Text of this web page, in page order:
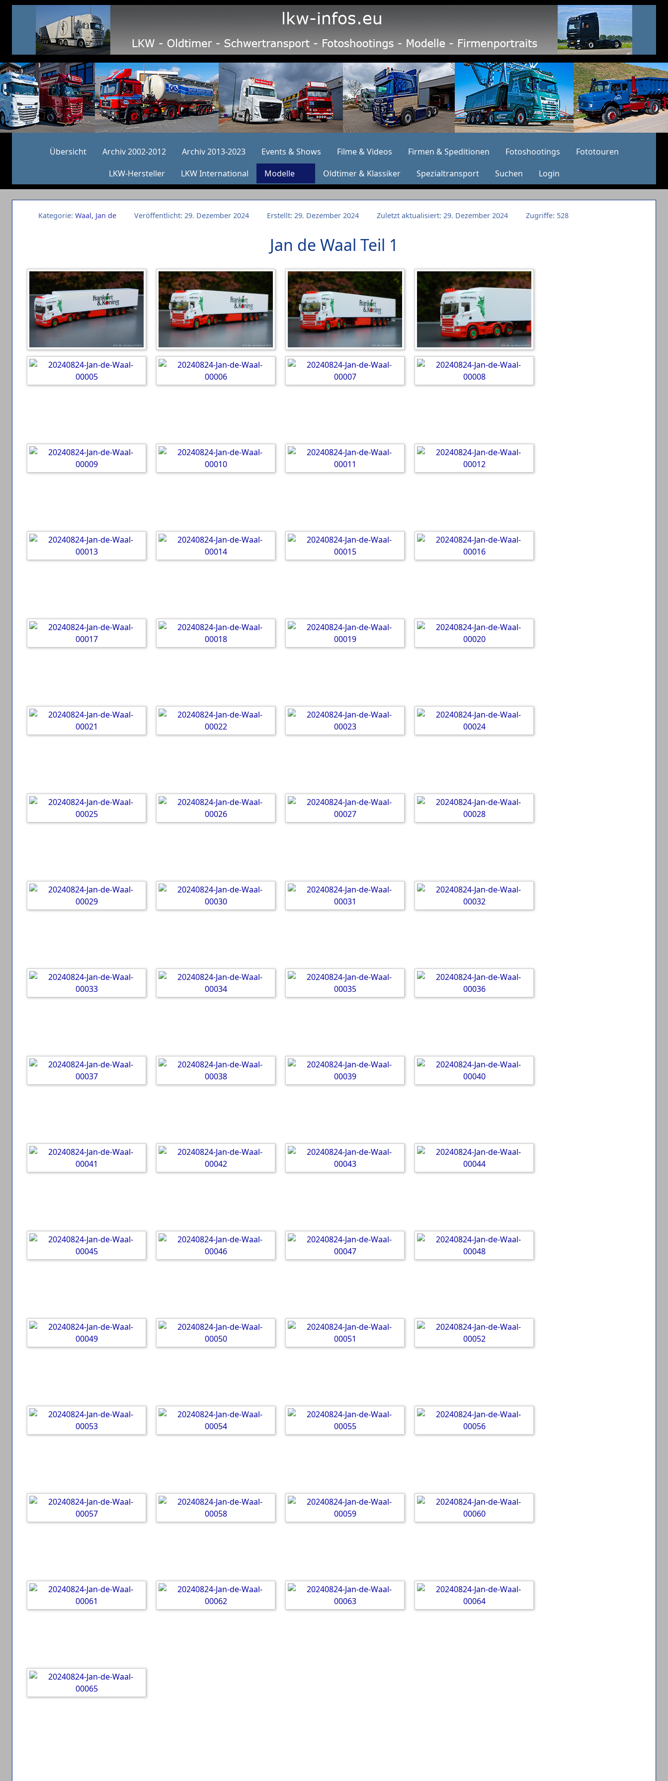
Übersicht Archiv 2002-2012 Archiv 2013-2023 Events & Shows Filme & Videos Firmen & Speditionen Fotoshootings
Fototouren
LKW-Hersteller
LKW International Modelle Oldtimer & Klassiker Spezialtransport Suchen Login
Kategorie: Waal, Jan de Veröffentlicht: 29. Dezember 2024 Erstellt: 29. Dezember 2024 Zuletzt aktualisiert: 29. Dezember 2024 Zugriffe: 528
Jan de Waal Teil 1